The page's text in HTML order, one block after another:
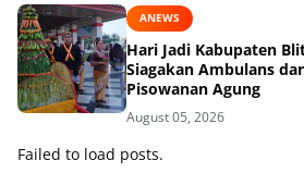
ANEWS
Hari Jadi Kabupaten
Siagakan Ambulans
Pisowanan Agung
August 05, 2026
Failed to load posts.